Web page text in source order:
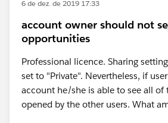
6 de dez. de 2019 17:33
account owner should not
opportunities
Professional licence. Sharing
set to "Private". Nevertheless, if
account he/she is able to see all of
opened by the other users. What